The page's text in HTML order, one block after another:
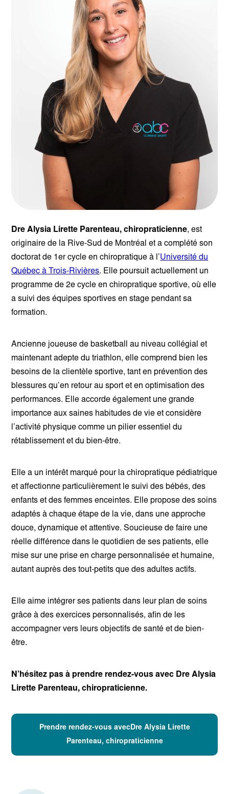
Dre Alysia Lirette Parenteau, chiropraticienne, est
originaire de la Rive-Sud de Montréal et a complété son
doctorat de 1er cycle en chiropratique à l’Université du
Québec à Trois-Rivières. Elle poursuit actuellement un
programme de 2e cycle en chiropratique sportive, où elle
a suivi des équipes sportives en stage pendant sa
formation.
Ancienne joueuse de basketball au niveau collégial et
maintenant adepte du triathlon, elle comprend bien les
besoins de la clientèle sportive, tant en prévention des
blessures qu’en retour au sport et en optimisation des
performances. Elle accorde également une grande
importance aux saines habitudes de vie et considère
l’activité physique comme un pilier essentiel du
rétablissement et du bien-être.
Elle a un intérêt marqué pour la chiropratique pédiatrique
et affectionne particulièrement le suivi des bébés, des
enfants et des femmes enceintes. Elle propose des soins
adaptés à chaque étape de la vie, dans une approche
douce, dynamique et attentive. Soucieuse de faire une
réelle différence dans le quotidien de ses patients, elle
mise sur une prise en charge personnalisée et humaine,
autant auprès des tout-petits que des adultes actifs.
Elle aime intégrer ses patients dans leur plan de soins
grâce à des exercices personnalisés, afin de les
accompagner vers leurs objectifs de santé et de bien-
être.
N’hésitez pas à prendre rendez-vous avec Dre Alysia
Lirette Parenteau, chiropraticienne.
Prendre rendez-vous avecDre Alysia Lirette
Parenteau, chiropraticienne